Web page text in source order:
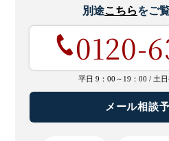
別途こちらをご
0120-
平日 9：00～19：00 / 土
メール相談